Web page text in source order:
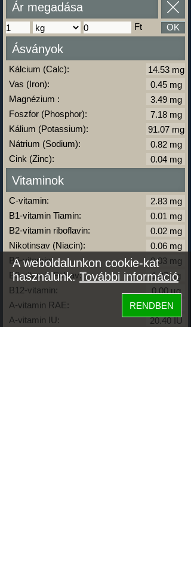
Ár megadása
Ft OK
Ásványok
Kálcium (Calc):
Vas (Iron):
Magnézium :
Foszfor (Phosphor):
Kálium (Potassium):
Nátrium (Sodium):
Cink (Zinc):
Vitaminok
C-vitamin:
B1-vitamin Tiamin:
B2-vitamin riboflavin:
Nikotinsav (Niacin):
B6-vitamin:
B9-vitamin Folsav:
B12-vitamin:
A-vitamin RAE:
A-vitamin IU:
A weboldalunkon cookie-kat
használunk.További információ
RENDBEN